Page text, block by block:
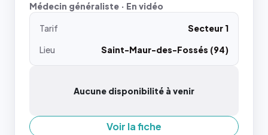
Médecin généraliste · En vidéo
Tarif
Secteur 1
Lieu
Saint-Maur-des-Fossés (94)
Aucune disponibilité à venir
Voir la fiche